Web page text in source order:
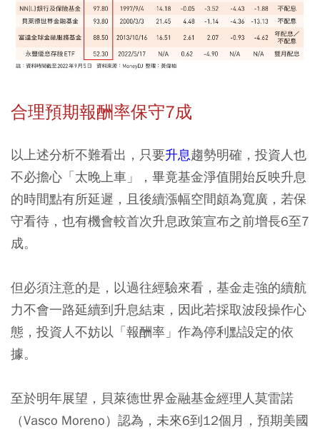
合理預期報酬率保守7成
以上述分析不難看出，只要升息趨勢明確，投資人也
不必擔心「太晚上車」，畢竟基金淨值開始反映升息
的時間點有所延遲，且後續漲幅空間頗為寬廣，若保
守看待，也有機會較首次升息政策宣布之前增長6至7
成。
但必須注意的是，以過往經驗來看，基金走強的續航
力不會一路延續到升息結束，因此若採取波段操作心
態，投資人不妨以「報酬率」作為停利點設定的依
據。
至於明年展望，貝萊德世界金融基金經理人莫雷諾
（Vasco Moreno）認為，未來6到12個月，預期美國